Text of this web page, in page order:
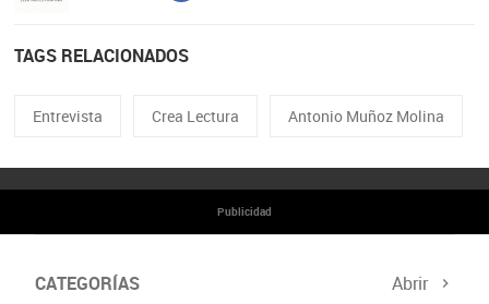
TAGS RELACIONADOS
Entrevista Crea Lectura Antonio Muñoz Molina
Publicidad
CATEGORÍAS Abrir